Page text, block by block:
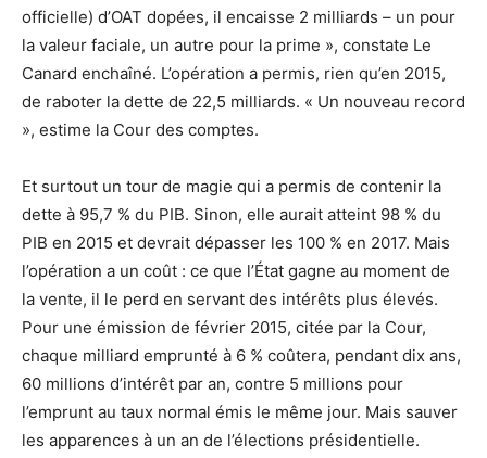
officielle) d’OAT dopées, il encaisse 2 milliards – un pour
la valeur faciale, un autre pour la prime », constate Le
Canard enchaîné. L’opération a permis, rien qu’en 2015,
de raboter la dette de 22,5 milliards. « Un nouveau record
», estime la Cour des comptes.
Et surtout un tour de magie qui a permis de contenir la
dette à 95,7 % du PIB. Sinon, elle aurait atteint 98 % du
PIB en 2015 et devrait dépasser les 100 % en 2017. Mais
l’opération a un coût : ce que l’État gagne au moment de
la vente, il le perd en servant des intérêts plus élevés.
Pour une émission de février 2015, citée par la Cour,
chaque milliard emprunté à 6 % coûtera, pendant dix ans,
60 millions d’intérêt par an, contre 5 millions pour
l’emprunt au taux normal émis le même jour. Mais sauver
les apparences à un an de l’élections présidentielle.